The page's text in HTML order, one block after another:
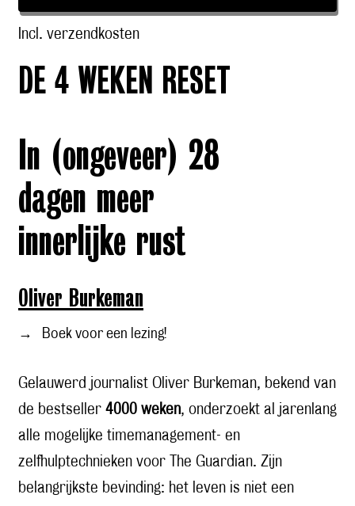
Incl. verzendkosten
DE 4 WEKEN RESET
In (ongeveer) 28
dagen meer
innerlijke rust
Oliver Burkeman
→ Boek voor een lezing!
Gelauwerd journalist Oliver Burkeman, bekend van
de bestseller 4000 weken, onderzoekt al jarenlang
alle mogelijke timemanagement- en
zelfhulptechnieken voor The Guardian. Zijn
belangrijkste bevinding: het leven is niet een